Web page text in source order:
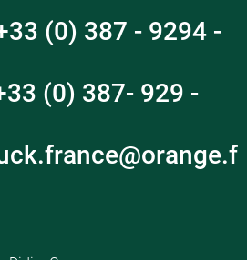
(0) 387 - 9294 -
(0) 387- 929 -